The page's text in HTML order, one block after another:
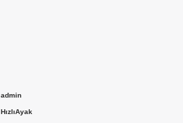
admin
HızlıAyak